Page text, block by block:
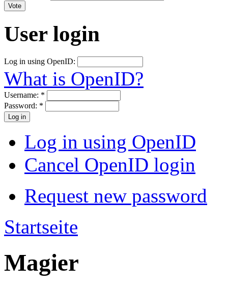
User login
Log in using OpenID:
What is OpenID?
Username: *
Password: *
Log in using OpenID
Cancel OpenID login
Request new password
Startseite
Magier